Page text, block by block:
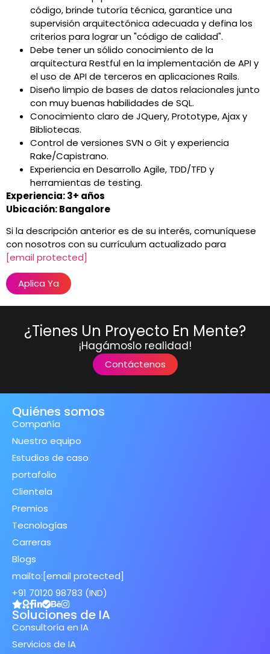
código, brinde tutoría técnica, garantice una
supervisión arquitectónica adecuada y defina los
criterios para lograr un "código de calidad".
Debe tener un sólido conocimiento de la
arquitectura Restful en la implementación de API y
el uso de API de terceros en aplicaciones Rails.
Diseño limpio de bases de datos relacionales junto
con muy buenas habilidades de SQL.
Conocimiento claro de JQuery, Prototype, Ajax y
Bibliotecas.
Control de versiones SVN o Git y experiencia
Rake/Capistrano.
Experiencia en Desarrollo Agile, TDD/TFD y
herramientas de testing.
Experiencia: 3+ años
Ubicación: Bangalore
Si la descripción anterior es de su interés, comuníquese
con nosotros con su currículum actualizado para
[email protected]
Aplica Ya
¿Tienes Un Proyecto En Mente?
¡Hagámoslo realidad!
Contáctenos
Quiénes somos
Compañía
Nuestro equipo
Estudios de caso
portafolio
Clientela
Premios
Tecnologías
Carreras
Blogs
mailto:[email protected]
+91 70120 98783 (IND)
Soluciones de IA
Consultoría en IA
Servicios de IA